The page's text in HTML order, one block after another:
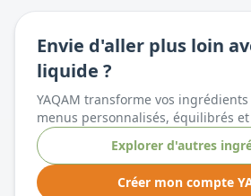
Envie d'aller plus loin
liquide ?
YAQAM transforme vos
menus personnalisés, équilibrés
Explorer d'autres
Créer mon compte